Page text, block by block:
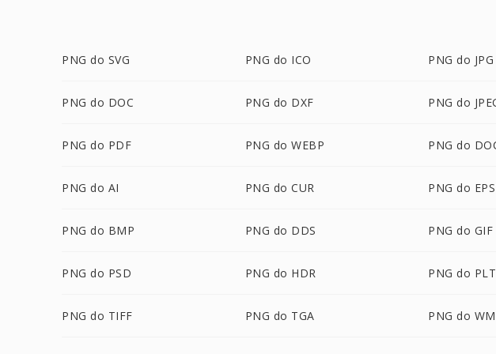
PNG do SVG PNG do ICO PNG do JPG
PNG do DOC PNG do DXF PNG do
PNG do PDF PNG do WEBP PNG do
PNG do AI PNG do CUR PNG do EPS
PNG do BMP PNG do DDS PNG do GIF
PNG do PSD PNG do HDR PNG do PLT
PNG do TIFF PNG do TGA PNG do